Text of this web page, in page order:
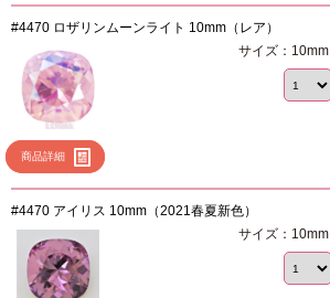
#4470 ロザリンムーンライト 10mm（レア）
商品詳細
サイズ：10mm
#4470 アイリス 10mm（2021春夏新色）
サイズ：10mm